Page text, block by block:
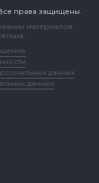
права защищены.
материалов
данных
данных